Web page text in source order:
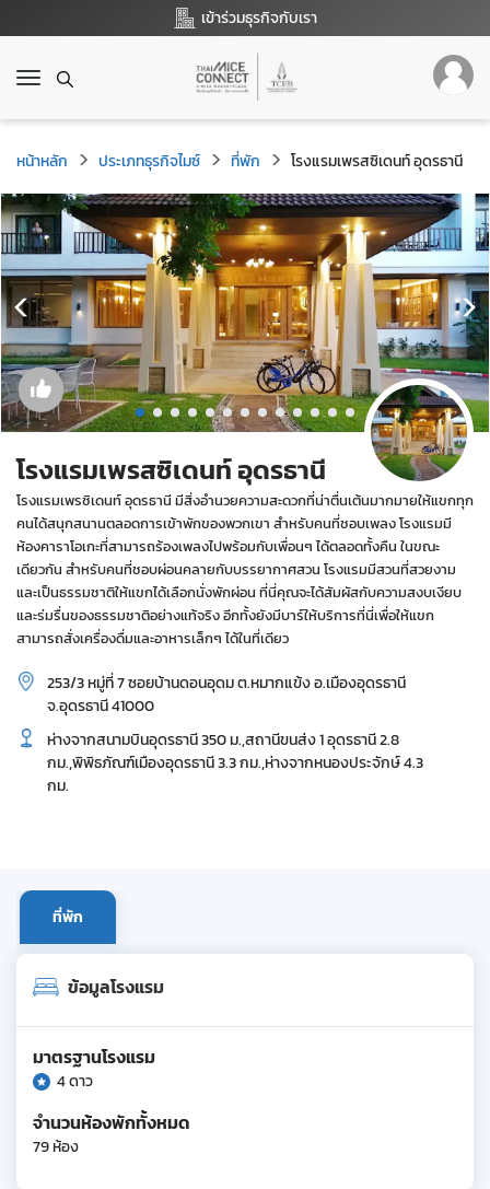
เข้าร่วมธุรกิจกับเรา
T
g
g
l
e
n
a
v
i
g
a
t
o
n
หน้าหลัก ประเภทธุรกิจไมซ์ ที่พัก โรงแรมเพรสซิเดนท์ อุดรธานี
โรงแรมเพรสซิเดนท์ อุดรธานี
โรงแรมเพรซิเดนท์ อุดรธานี มีสิ่งอำนวยความสะดวกที่น่าตื่นเต้นมากมายให้แขกทุก
คนได้สนุกสนานตลอดการเข้าพักของพวกเขา สำหรับคนที่ชอบเพลง โรงแรมมี
ห้องคาราโอเกะที่สามารถร้องเพลงไปพร้อมกับเพื่อนๆ ได้ตลอดทั้งคืน ในขณะ
เดียวกัน สำหรับคนที่ชอบผ่อนคลายกับบรรยากาศสวน โรงแรมมีสวนที่สวยงาม
และเป็นธรรมชาติให้แขกได้เลือกนั่งพักผ่อน ที่นี่คุณจะได้สัมผัสกับความสงบเงียบ
และร่มรื่นของธรรมชาติอย่างแท้จริง อีกทั้งยังมีบาร์ให้บริการที่นี่เพื่อให้แขก
สามารถสั่งเครื่องดื่มและอาหารเล็กๆ ได้ในที่เดียว
253/3 หมู่ที่ 7 ซอยบ้านดอนอุดม ต.หมากแข้ง อ.เมืองอุดรธานี
จ.อุดรธานี 41000
ห่างจากสนามบินอุดรธานี 350 ม.,สถานีขนส่ง 1 อุดรธานี 2.8
กม.,พิพิธภัณฑ์เมืองอุดรธานี 3.3 กม.,ห่างจากหนองประจักษ์ 4.3
กม.
ที่พัก
ข้อมูลโรงแรม
มาตรฐานโรงแรม
4 ดาว
จำนวนห้องพักทั้งหมด
79 ห้อง